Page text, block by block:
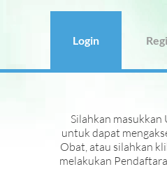
Login
Silahkan masukkan
untuk dapat
Obat, atau silahkan
melakukan